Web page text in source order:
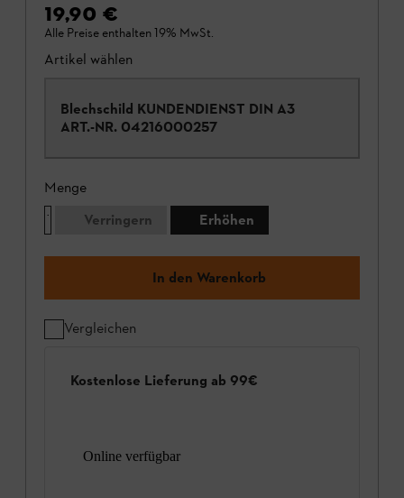
19,90 €
Alle Preise enthalten 19% MwSt.
Artikel wählen
Blechschild KUNDENDIENST DIN A3
ART.-NR. 04216000257
Menge
Verringern
Erhöhen
In den Warenkorb
Vergleichen
Kostenlose Lieferung ab 99€
Online verfügbar